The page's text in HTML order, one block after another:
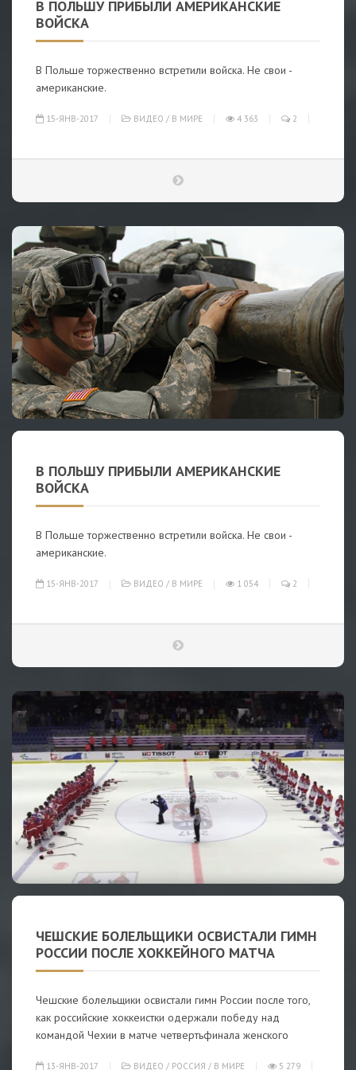
В ПОЛЬШУ ПРИБЫЛИ АМЕРИКАНСКИЕ
ВОЙСКА
В Польше торжественно встретили войска. Не свои -
американские.
15-ЯНВ-2017 ВИДЕО / В МИРЕ 4 363 2
В ПОЛЬШУ ПРИБЫЛИ АМЕРИКАНСКИЕ
ВОЙСКА
В Польше торжественно встретили войска. Не свои -
американские.
15-ЯНВ-2017 ВИДЕО / В МИРЕ 1 054 2
ЧЕШСКИЕ БОЛЕЛЬЩИКИ ОСВИСТАЛИ ГИМН
РОССИИ ПОСЛЕ ХОККЕЙНОГО МАТЧА
Чешские болельщики освистали гимн России после того,
как российские хоккеистки одержали победу над
командой Чехии в матче четвертьфинала женского
13-ЯНВ-2017 ВИДЕО / РОССИЯ / В МИРЕ 5 279